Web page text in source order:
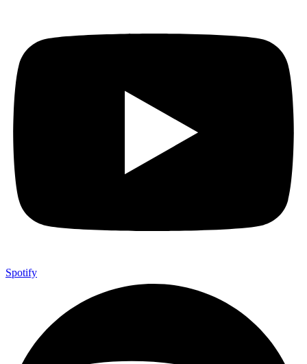
Spotify